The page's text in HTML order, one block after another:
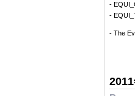
-
-
- The